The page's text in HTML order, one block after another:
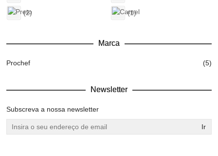
(2) (1)
Marca
Prochef (5)
Newsletter
Subscreva a nossa newsletter
Ir